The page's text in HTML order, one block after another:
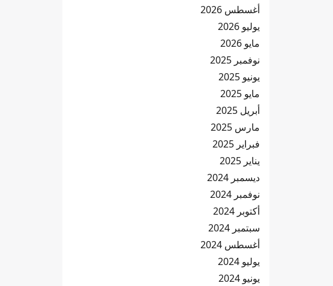
أغسطس 2026
يوليو 2026
مايو 2026
نوفمبر 2025
يونيو 2025
مايو 2025
أبريل 2025
مارس 2025
فبراير 2025
يناير 2025
ديسمبر 2024
نوفمبر 2024
أكتوبر 2024
سبتمبر 2024
أغسطس 2024
يوليو 2024
يونيو 2024